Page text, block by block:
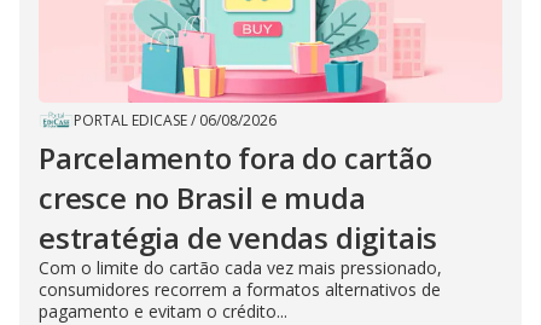
PORTAL EDICASE/ 06/08/2026
Parcelamento fora do cartão
cresce no Brasil e muda
estratégia de vendas digitais
Com o limite do cartão cada vez mais pressionado,
consumidores recorrem a formatos alternativos de
pagamento e evitam o crédito...